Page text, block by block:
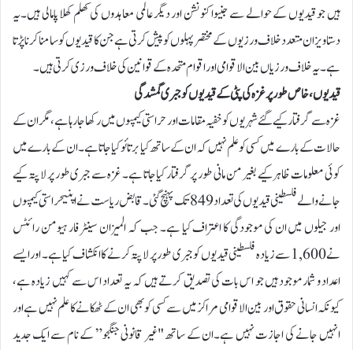
ہیں جو قیدیوں کے حوالے سے جنیوا کنونشن اور دیگرعالمی معاہدوں کی کھلم کھلا پامالی ہیں۔یہ
دستاویز ان متعدد خلاف ورزیوں کے مختصر پہلوں کو پیش کرتی ہے جن کا قیدیوں کو سامنا کرنا پڑتا
ہے۔ یہ خلاف ورزیاں بین الاقوامی اور اقوام متحدہ کے قوانین کی خلاف ورزی کرتی ہیں۔
قیدیوں، خاص طور پر غزہ کی پٹی کے قیدیوں کو جبری گمشدگی
غزہ سے گرفتار کیے گئے شہریوں کو خفیہ مقامات اور حراستی کیمپوں میں رکھا جا رہا ہے، مگران کے
حالات کے بارے میں کسی کو علم نہیں کہ ان کے ساتھ کیا برتائو کیا جاتا ہے۔ ان کے بارے میں
کوئی معلومات ظاہر کیے بغیر من مانی طور پرگرفتار کیا جاتا ہے۔ غزہ سے جبری طور پر لاپتہ کیے
جانے والے فلسطینی قیدیوں کی تعداد 849 تک پہنچ گئی۔ قابض ریاست نے اپنیحراستی کیمپوں
اور جیلوں میں ان کی موجودگی کا اعتراف کیا ہے۔ جب کہ المیزان سینٹر فار ہیومن رائٹس
نے 1,600 سے زیادہ فلسطینی قیدیوں کو جبری طور پر لاپتہ کرنے کا انکشاف کیا ہے۔ اور ایسے
اعداد و شمار موجود ہیں جو اس بات کی تصدیق کرتے ہیں کہ یہ تعداد اس سے کہیں زیادہ ہے،
کیونکہ انسانی حقوق اور بین الاقوامی مراکز میں سے کسی کو بھی ان کے ٹھکانے کا علم نہیں ہے اور
انہیں جانے کی اجازت نہیں ہے۔ان کے ساتھ "غیر قانونی جنگجو” کے نام سے ایک جدید